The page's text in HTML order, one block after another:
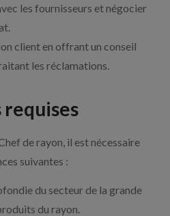
les fournisseurs et négocier
client en offrant un conseil
les réclamations.
requises
de rayon, il est nécessaire
suivantes :
du secteur de la grande
du rayon.